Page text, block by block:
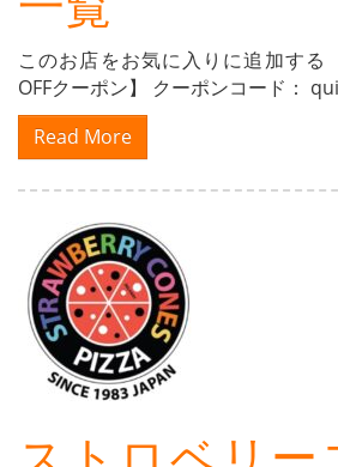
このお店をお気に入りに追加する
OFFクーポン】 クーポンコード：
Read More